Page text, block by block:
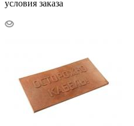
условия заказа